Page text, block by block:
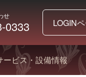
せ
0333
ービス・設備情報